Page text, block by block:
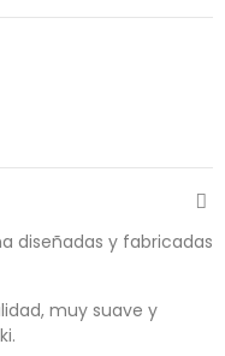
diseñadas y fabricadas
muy suave y